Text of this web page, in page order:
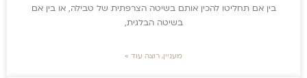
בין אם תחליטו להכין אותם בשיטה הצרפתית של טבילה, או בין אם
בשיטה הבלגית,
מעניין, רוצה עוד »